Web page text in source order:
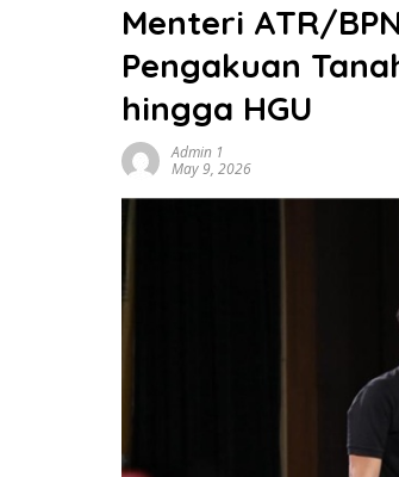
Menteri ATR/
Pengakuan
hingga HGU
Admin 1
May 9, 2026